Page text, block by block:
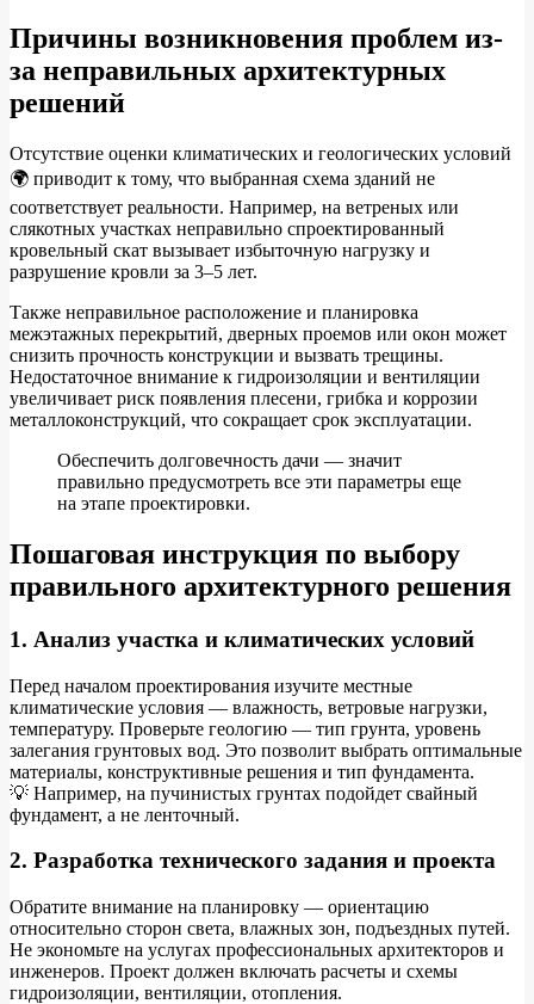
Причины возникновения проблем из-
за неправильных архитектурных
решений
Отсутствие оценки климатических и геологических условий
🌍 приводит к тому, что выбранная схема зданий не
соответствует реальности. Например, на ветреных или
слякотных участках неправильно спроектированный
кровельный скат вызывает избыточную нагрузку и
разрушение кровли за 3–5 лет.
Также неправильное расположение и планировка
межэтажных перекрытий, дверных проемов или окон может
снизить прочность конструкции и вызвать трещины.
Недостаточное внимание к гидроизоляции и вентиляции
увеличивает риск появления плесени, грибка и коррозии
металлоконструкций, что сокращает срок эксплуатации.
Обеспечить долговечность дачи — значит
правильно предусмотреть все эти параметры еще
на этапе проектировки.
Пошаговая инструкция по выбору
правильного архитектурного решения
1. Анализ участка и климатических условий
Перед началом проектирования изучите местные
климатические условия — влажность, ветровые нагрузки,
температуру. Проверьте геологию — тип грунта, уровень
залегания грунтовых вод. Это позволит выбрать оптимальные
материалы, конструктивные решения и тип фундамента.
💡 Например, на пучинистых грунтах подойдет свайный
фундамент, а не ленточный.
2. Разработка технического задания и проекта
Обратите внимание на планировку — ориентацию
относительно сторон света, влажных зон, подъездных путей.
Не экономьте на услугах профессиональных архитекторов и
инженеров. Проект должен включать расчеты и схемы
гидроизоляции, вентиляции, отопления.